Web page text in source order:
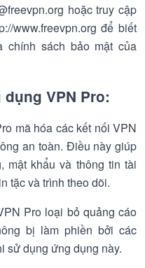
hoặc truy cập
www.freevpn.org để biết
chính sách bảo mật của
VPN Pro:
mã hóa các kết nối VPN
an toàn. Điều này giúp
mật khẩu và thông tin tài
tặc và trình theo dõi.
Pro loại bỏ quảng cáo
bị làm phiền bởi các
sử dụng ứng dụng này.